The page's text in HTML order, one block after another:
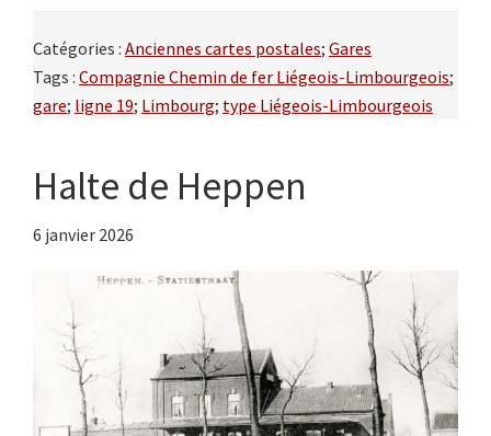
Catégories : Anciennes cartes postales; Gares
Tags : Compagnie Chemin de fer Liégeois-Limbourgeois;
gare; ligne 19; Limbourg; type Liégeois-Limbourgeois
Halte de Heppen
6 janvier 2026